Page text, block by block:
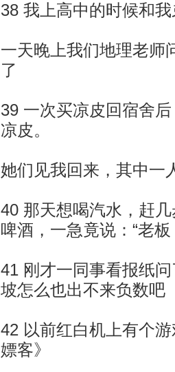
38 我上高中的时候和
一天晚上我们地理老师
了
39 一次买凉皮回宿舍
凉皮。
她们见我回来，其中一
40 那天想喝汽水，赶
啤酒，一急竟说：“
41 刚才一同事看报纸
坡怎么也出不来负数吧
42 以前红白机上有个
嫖客》